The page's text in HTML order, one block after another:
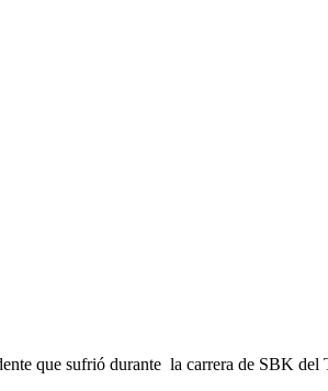
que sufrió durante la carrera de SBK